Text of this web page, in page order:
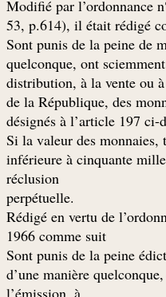
: Modifié par l’ordonnance
53, p.614), il était rédigé
– Sont punis de la peine de
quelconque, ont
distribution, à la vente ou
de la République, des
Si la valeur des
inférieure à cinquante
réclusion
.perpétuelle
: Rédigé en vertu de
1966 comme suit
– Sont punis de la peine
d’une manière
l’émission, à